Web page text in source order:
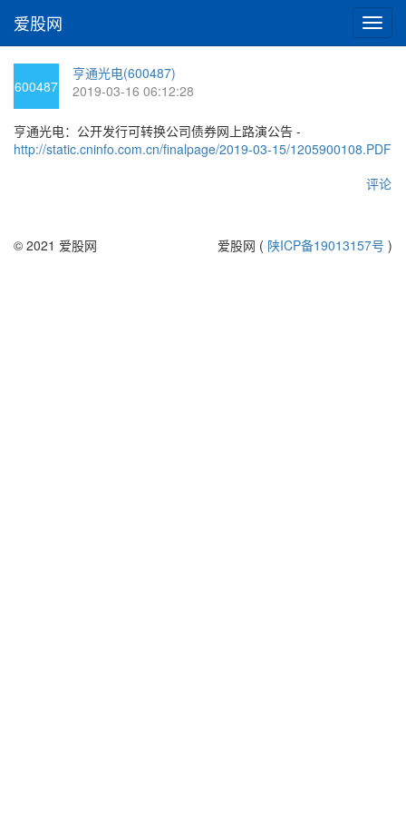
切
换
爱股网
600487
亨通光电(600487)
2019-03-16 06:12:28
亨通光电：公开发行可转换公司债券网上路演公告 -
http://static.cninfo.com.cn/finalpage/2019-03-15/1205900108.PDF
评论
© 2021 爱股网 爱股网 ( 陕ICP备19013157号 )